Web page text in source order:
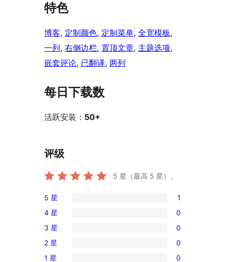
特色
博客, 定制颜色, 定制菜单, 全宽模板
一列, 右侧边栏, 置顶文章, 主题选项
嵌套评论, 已翻译, 两列
每日下载数
活跃安装： 50+
评级
5 星（最高 5 星）。
1
条
5
星
评
5 星 1
0
条
4
星
4 星 0
0
条
3
3 星 0
0
2 星 0
1 星 0